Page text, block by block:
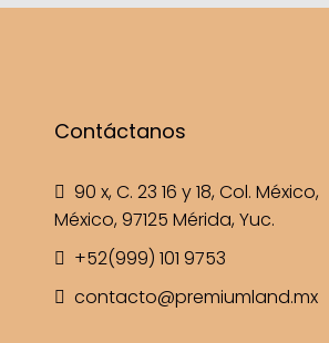
Contáctanos
90 x, C. 23 16 y 18, Col. México,
México, 97125 Mérida, Yuc.
+52(999) 101 9753
contacto@premiumland.mx